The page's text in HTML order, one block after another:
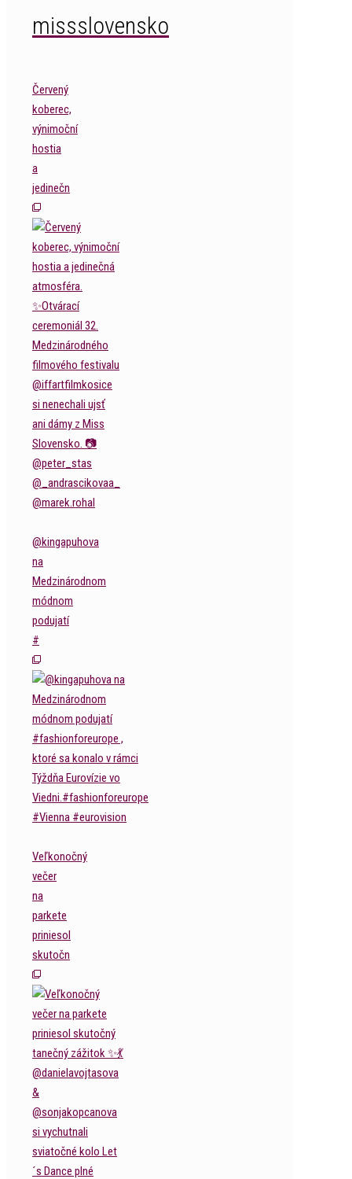
missslovensko
Červený
koberec,
výnimoční
hostia
a
jedinečn
@kingapuhova
na
Medzinárodnom
módnom
podujatí
#
Veľkonočný
večer
na
parkete
priniesol
skutočn